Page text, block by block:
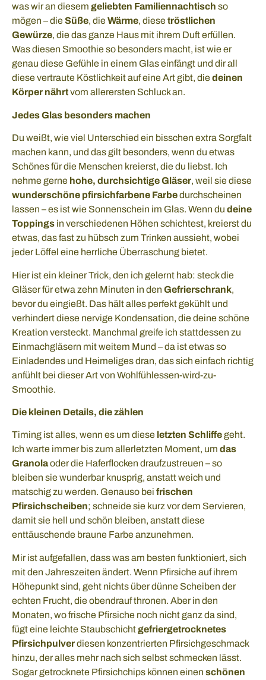
was wir an diesem geliebten Familiennachtisch so
mögen – dieSüße, dieWärme, diesetröstlichen
Gewürze, die das ganze Haus mit ihrem Duft erfüllen.
Was diesen Smoothie so besonders macht, ist wie er
genau diese Gefühle in einem Glas einfängt und dir all
diese vertraute Köstlichkeit auf eine Art gibt, diedeinen
Körper nährtvom allerersten Schluck an.
Jedes Glas besonders machen
Du weißt, wie viel Unterschied ein bisschen extra Sorgfalt
machen kann, und das gilt besonders, wenn du etwas
Schönes für die Menschen kreierst, die du liebst. Ich
nehme gerne hohe, durchsichtige Gläser, weil sie diese
wunderschöne pfirsichfarbene Farbedurchscheinen
lassen – es ist wie Sonnenschein im Glas. Wenn du deine
Toppings in verschiedenen Höhen schichtest, kreierst du
etwas, das fast zu hübsch zum Trinken aussieht, wobei
jeder Löffel eine herrliche Überraschung bietet.
Hier ist ein kleiner Trick, den ich gelernt hab: steck die
Gläser für etwa zehn Minuten in den Gefrierschrank,
bevor du eingießt. Das hält alles perfekt gekühlt und
verhindert diese nervige Kondensation, die deine schöne
Kreation versteckt. Manchmal greife ich stattdessen zu
Einmachgläsern mit weitem Mund – da ist etwas so
Einladendes und Heimeliges dran, das sich einfach richtig
anfühlt bei dieser Art von Wohlfühlessen-wird-zu-
Smoothie.
Die kleinen Details, die zählen
Timing ist alles, wenn es um diese letzten Schliffegeht.
Ich warte immer bis zum allerletzten Moment, um das
Granolaoder die Haferflocken draufzustreuen – so
bleiben sie wunderbar knusprig, anstatt weich und
matschig zu werden. Genauso bei frischen
Pfirsichscheiben; schneide sie kurz vor dem Servieren,
damit sie hell und schön bleiben, anstatt diese
enttäuschende braune Farbe anzunehmen.
Mir ist aufgefallen, dass was am besten funktioniert, sich
mit den Jahreszeiten ändert. Wenn Pfirsiche auf ihrem
Höhepunkt sind, geht nichts über dünne Scheiben der
echten Frucht, die obendrauf thronen. Aber in den
Monaten, wo frische Pfirsiche noch nicht ganz da sind,
fügt eine leichte Staubschichtgefriergetrocknetes
Pfirsichpulverdiesen konzentrierten Pfirsichgeschmack
hinzu, der alles mehr nach sich selbst schmecken lässt.
Sogar getrocknete Pfirsichchips können einen schönen